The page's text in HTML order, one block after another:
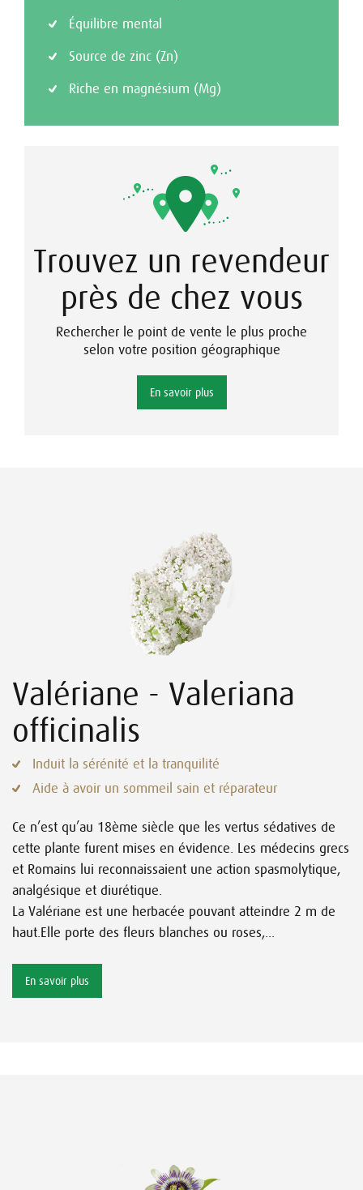
Équilibre mental
Source de zinc (Zn)
Riche en magnésium (Mg)
Trouvez un revendeur
près de chez vous
Rechercher le point de vente le plus proche
selon votre position géographique
En savoir plus
Valériane - Valeriana
officinalis
Induit la sérénité et la tranquilité
Aide à avoir un sommeil sain et réparateur
Ce n’est qu’au 18ème siècle que les vertus sédatives de
cette plante furent mises en évidence. Les médecins grecs
et Romains lui reconnaissaient une action spasmolytique,
analgésique et diurétique.
La Valériane est une herbacée pouvant atteindre 2 m de
haut.Elle porte des fleurs blanches ou roses,...
En savoir plus